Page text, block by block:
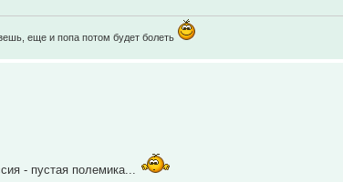
еще и попа потом будет болеть
- пустая полемика...